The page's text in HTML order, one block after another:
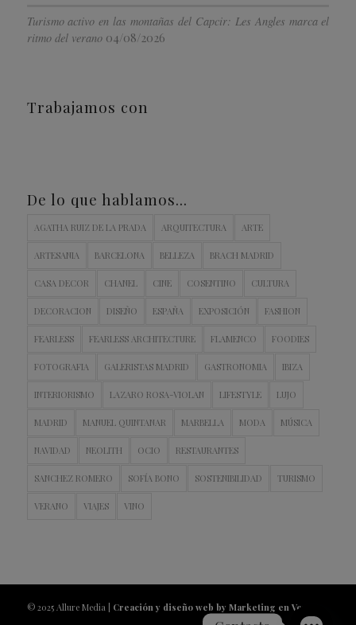
Turismo activo en las montañas del Capcir: Les Angles marca el
ritmo del verano 04/08/2026
Trabajamos con
De lo que hablamos…
AGATHA RUIZ DE LA PRADA ARQUITECTURA ARTE
ARTESANIA BARCELONA BELLEZA BRACH MADRID
CASA DECOR CHANEL CINE COSENTINO CULTURA
DECORACION DISEÑO ESPAÑA EXPOSICIÓN FASHION
FEARLESS FEARLESS ARCHITECTURE FLAMENCO FOODIES
FOTOGRAFIA GALERISTAS MADRID GASTRONOMIA IBIZA
INTERIORISMO LAZARO ROSA-VIOLAN LIFESTYLE LUJO
MADRID MANUEL QUINTANAR MARBELLA MODA MÚSICA
NAVIDAD NEOLITH OCIO RESTAURANTES
SANCHEZ ROMERO SOFÍA BONO SOSTENIBILIDAD TURISMO
VERANO VIAJES VINO
© 2025 Allure Media | Creación y diseño web by Marketing en Vena